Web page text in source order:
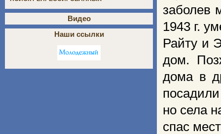
заболев
1943 г.
Райту и
дом.
дома в
но села
спас
Видео
Наши ссылки